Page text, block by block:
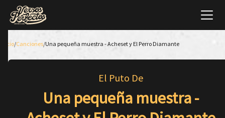
Inicio/Canciones/Una pequeña muestra - Acheset y El Perro Diamante
El Puto De
Una pequeña muestra -